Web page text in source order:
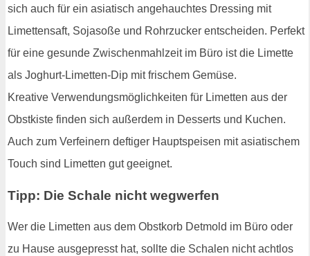
sich auch für ein asiatisch angehauchtes Dressing mit
Limettensaft, Sojasoße und Rohrzucker entscheiden. Perfekt
für eine gesunde Zwischenmahlzeit im Büro ist die Limette
als Joghurt-Limetten-Dip mit frischem Gemüse.
Kreative Verwendungsmöglichkeiten für Limetten aus der
Obstkiste finden sich außerdem in Desserts und Kuchen.
Auch zum Verfeinern deftiger Hauptspeisen mit asiatischem
Touch sind Limetten gut geeignet.
Tipp: Die Schale nicht wegwerfen
Wer die Limetten aus dem Obstkorb Detmold im Büro oder
zu Hause ausgepresst hat, sollte die Schalen nicht achtlos